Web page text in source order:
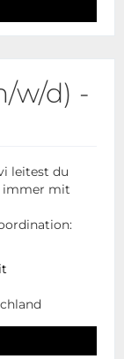
w/d) -
leitest du
immer mit